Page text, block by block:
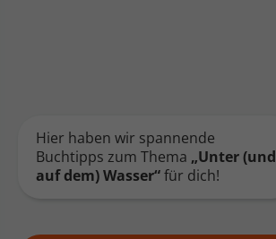
Hier haben wir spannende
Buchtipps zum Thema „Unter (und
auf dem) Wasser“für dich!